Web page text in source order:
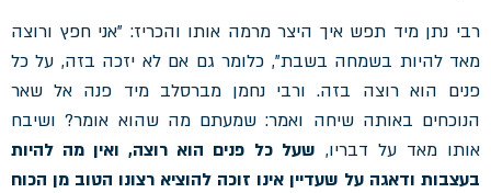
רבי נתן מיד תפש איך היצר מרמה אותו והכריז: "אני חפץ ורוצה
מאד להיות בשמחה בשבת", כלומר גם אם לא יזכה בזה, על כל
פנים הוא רוצה בזה. ורבי נחמן מברסלב מיד פנה אל שאר
הנוכחים באותה שיחה ואמר: שמעתם מה שהוא אומר? ושיבח
אותו מאד על דבריו, שעל כל פנים הוא רוצה, ואין מה להיות
בעצבות ודאגה על שעדיין אינו זוכה להוציא רצונו הטוב מן הכוח